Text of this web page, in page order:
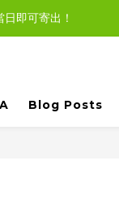
運哦。
即可寄出！
Blog Posts